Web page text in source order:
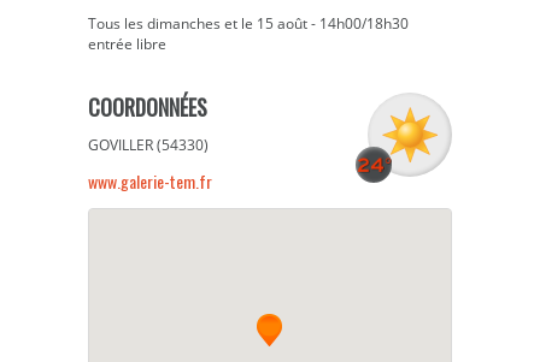
Tous les dimanches et le 15 août - 14h00/18h30
entrée libre
COORDONNÉES
GOVILLER (54330)
www.galerie-tem.fr